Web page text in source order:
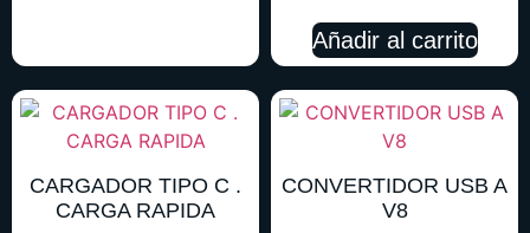
Añadir al carrito
CARGADOR TIPO C .
CARGA RAPIDA
CONVERTIDOR USB A
V8